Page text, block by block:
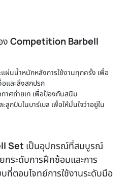
ง Competition Barbell
แผ่นน้ำหนักหลังการใช้งานทุกครั้ง เพื่อ
อและสิ่งสกปรก
าศถ่ายเท เพื่อป้องกันสนิม
กปืนในบาร์เบล เพื่อให้มั่นใจว่าอยู่ใน
Set เป็นอุปกรณ์ที่สมบูรณ์
ระดับการฝึกซ้อมและการ
ที่ตอบโจทย์การใช้งานระดับมือ